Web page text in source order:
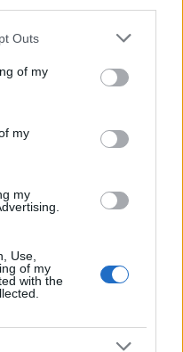
one or more Google
You may click to
its third-party tags to
in below Google
Outs
of my
my
my
Use,
of my
with the
hasła